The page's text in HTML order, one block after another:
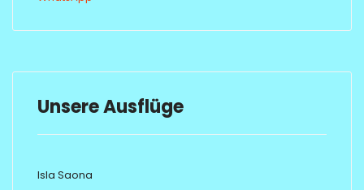
Unsere Ausflüge
Isla Saona